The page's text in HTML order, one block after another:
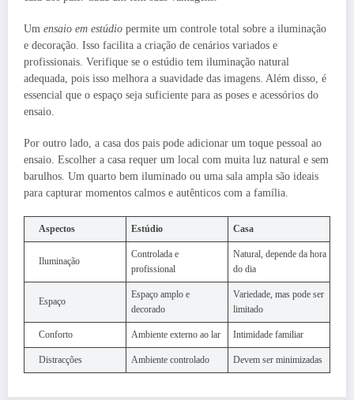
Um ensaio em estúdio permite um controle total sobre a iluminação
e decoração. Isso facilita a criação de cenários variados e
profissionais. Verifique se o estúdio tem iluminação natural
adequada, pois isso melhora a suavidade das imagens. Além disso, é
essencial que o espaço seja suficiente para as poses e acessórios do
ensaio.
Por outro lado, a casa dos pais pode adicionar um toque pessoal ao
ensaio. Escolher a casa requer um local com muita luz natural e sem
barulhos. Um quarto bem iluminado ou uma sala ampla são ideais
para capturar momentos calmos e autênticos com a família.
Aspectos Estúdio Casa
Iluminação
Controlada e
profissional
Natural, depende da hora
do dia
Espaço
Espaço amplo e
decorado
Variedade, mas pode ser
limitado
Conforto Ambiente externo ao lar Intimidade familiar
Distracções Ambiente controlado Devem ser minimizadas